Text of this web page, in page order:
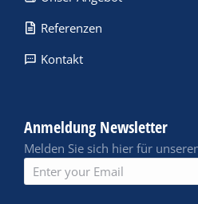
Referenzen
Kontakt
Anmeldung Newsletter
Melden Sie sich hier für